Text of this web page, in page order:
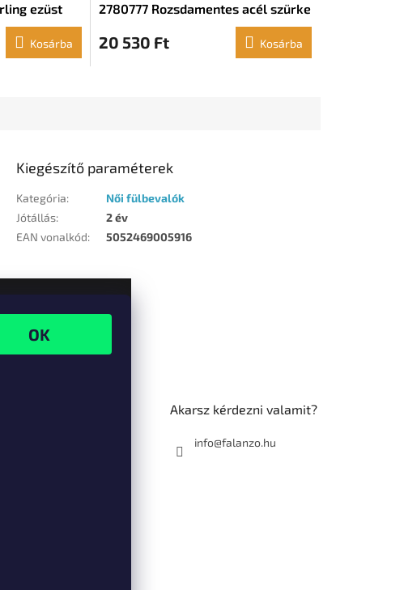
ezüst
Kosárba
2780777 Rozsdamentes acél szürke
20 530 Ft Kosárba
Kiegészítő paraméterek
Kategória:
Női fülbevalók
Jótállás:
2 év
EAN vonalkód: 5052469005916
Akarsz kérdezni valamit?
info@falanzo.hu